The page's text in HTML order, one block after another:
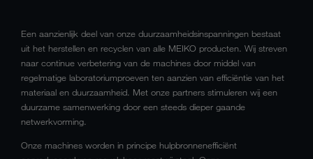
Een aanzienlijk deel van onze duurzaamheidsinspanningen bestaat
uit het herstellen en recyclen van alle MEIKO producten. Wij streven
naar continue verbetering van de machines door middel van
regelmatige laboratoriumproeven ten aanzien van efficiëntie van het
materiaal en duurzaamheid. Met onze partners stimuleren wij een
duurzame samenwerking door een steeds dieper gaande
netwerkvorming.
Onze machines worden in principe hulpbronnenefficiënt